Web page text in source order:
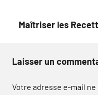
Maîtriser les
Laisser un
Votre adresse e-mail ne